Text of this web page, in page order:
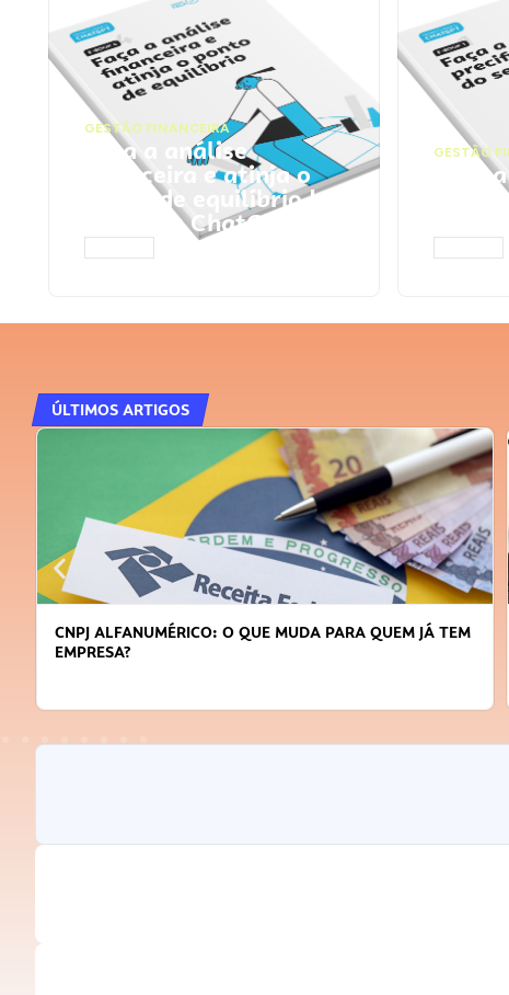
GESTÃO FINANCEIRA
Faça a análise
financeira e atinja o
ponto de equilíbrio |
Prompts ChatGPT
GESTÃO
Faça
seu
ÚLTIMOS ARTIGOS
DICAS PARA OBTER CRÉDITO